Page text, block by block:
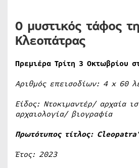
Ο μυστικός τάφος
Κλεοπάτρας
Πρεμιέρα Τρίτη 3 Οκτωβρίου
Αριθμός επεισοδίων: 4 x60
Είδος: Ντοκιμαντέρ/ αρχαία
αρχαιολογία/ βιογραφία
Πρωτότυπος τίτλος:
Έτος: 2023